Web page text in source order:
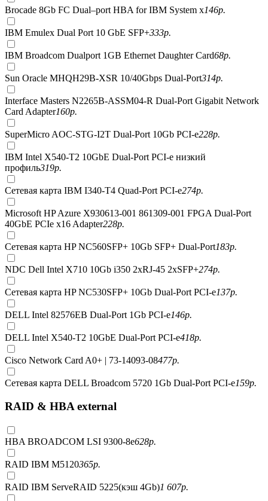
Brocade 8Gb FC Dual–port HBA for IBM System x146р.
IBM Emulex Dual Port 10 GbE SFP+333р.
IBM Broadcom Dualport 1GB Ethernet Daughter Card68р.
Sun Oracle MHQH29B-XSR 10/40Gbps Dual-Port314р.
Interface Masters N2265B-ASSM04-R Dual-Port Gigabit Network
Card Adapter160р.
SuperMicro AOC-STG-I2T Dual-Port 10Gb PCI-e228р.
IBM Intel X540-T2 10GbE Dual-Port PCI-e низкий
профиль319р.
Сетевая карта IBM I340-T4 Quad-Port PCI-e274р.
Microsoft HP Azure X930613-001 861309-001 FPGA Dual-Port
40GbE PCIe x16 Adapter228р.
Сетевая карта HP NC560SFP+ 10Gb SFP+ Dual-Port183р.
NDC Dell Intel X710 10Gb i350 2xRJ-45 2xSFP+274р.
Сетевая карта HP NC530SFP+ 10Gb Dual-Port PCI-e137р.
DELL Intel 82576EB Dual-Port 1Gb PCI-e146р.
DELL Intel X540-T2 10GbE Dual-Port PCI-e418р.
Cisco Network Card A0+ | 73-14093-08477р.
Сетевая карта DELL Broadcom 5720 1Gb Dual-Port PCI-e159р.
RAID & HBA external
HBA BROADCOM LSI 9300-8e628р.
RAID IBM M5120365р.
RAID IBM ServeRAID 5225(кэш 4Gb)1 607р.